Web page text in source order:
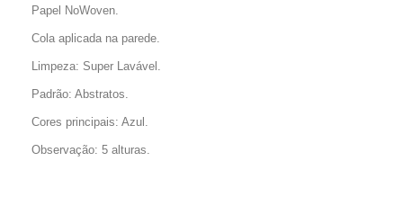
Papel NoWoven.
Cola aplicada na parede.
Limpeza: Super Lavável.
Padrão: Abstratos.
Cores principais: Azul.
Observação: 5 alturas.